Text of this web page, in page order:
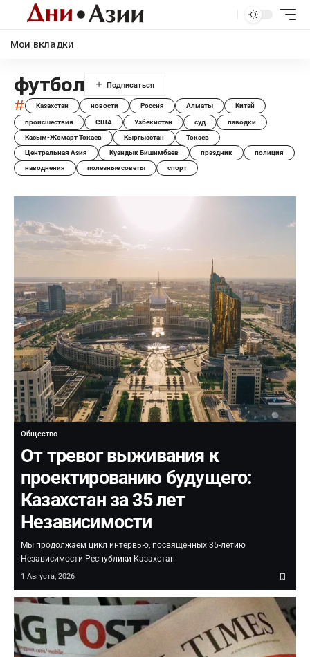
Мои вкладки
футбол
# Казахстан новости Россия Алматы Китай
происшествия США Узбекистан суд
паводки
Касым-Жомарт Токаев
Кыргызстан
Токаев
Центральная Азия
Куандык Бишимбаев праздник
полиция
наводнения
полезные советы спорт
Общество
От тревог выживания к
проектированию будущего:
Казахстан за 35 лет
Независимости
Мы продолжаем цикл интервью, посвященных 35-летию
Независимости Республики Казахстан
1 Августа, 2026